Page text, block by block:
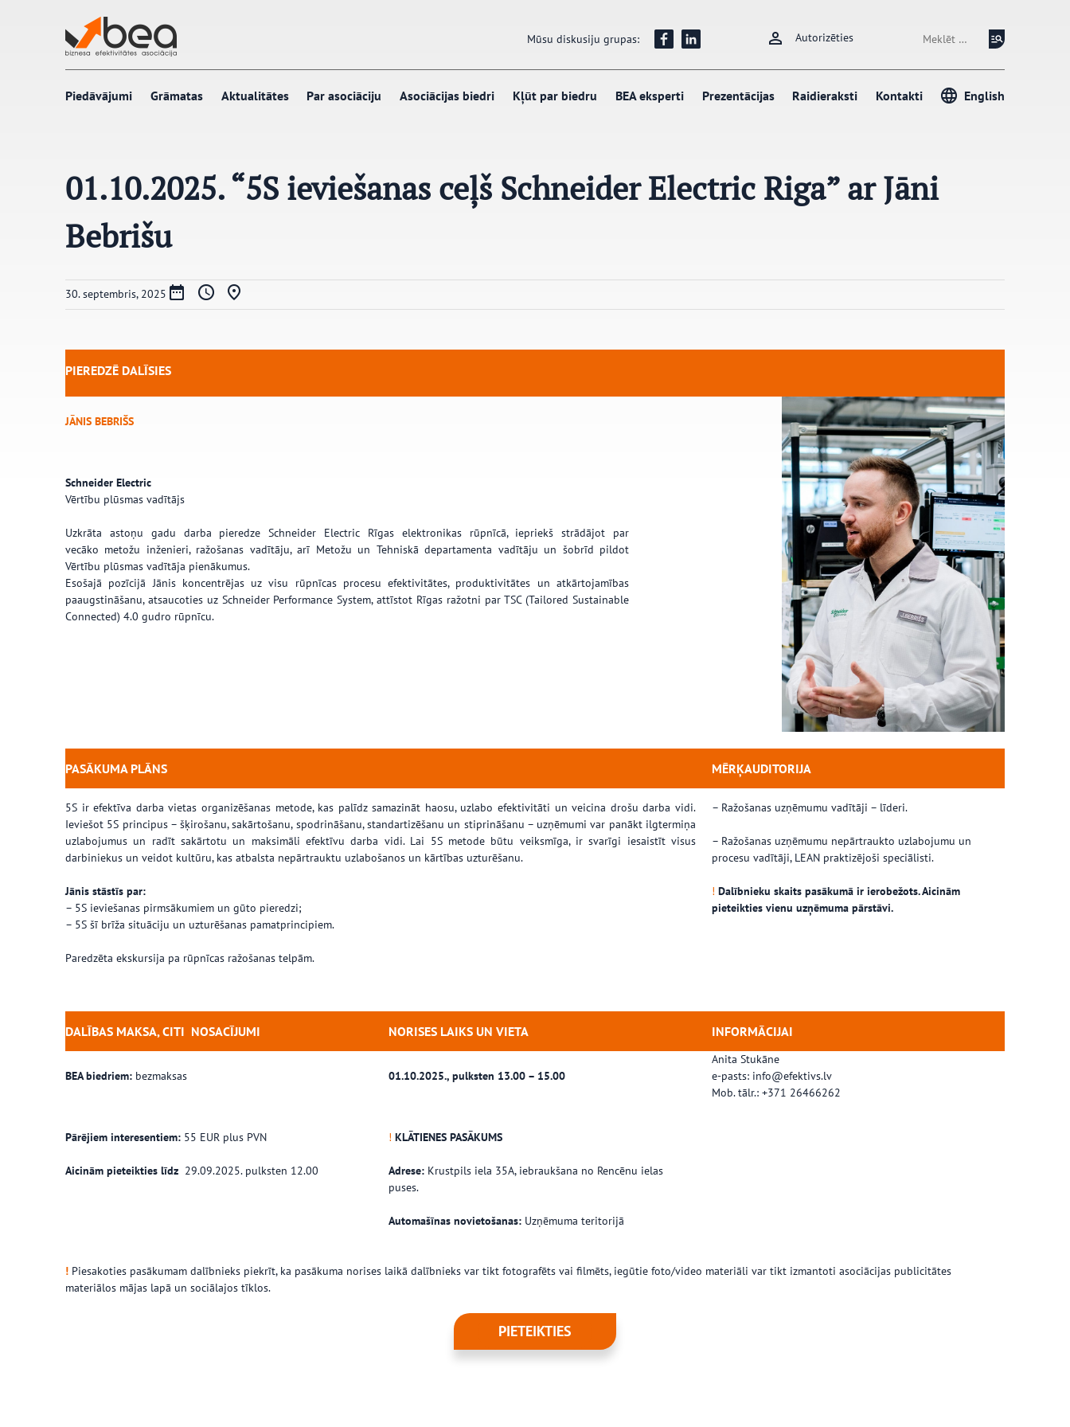
Mūsu diskusiju grupas: Autorizēties Meklēt:
Piedāvājumi Grāmatas Aktualitātes Par asociāciju Asociācijas biedri Kļūt par biedru BEA eksperti Prezentācijas Raidieraksti Kontakti English
01.10.2025. “5S ieviešanas ceļš Schneider Electric Riga” ar Jāni
Bebrišu
30. septembris, 2025
PIEREDZĒ DALĪSIES
JĀNIS BEBRIŠS
Schneider Electric
Vērtību plūsmas vadītājs
Uzkrāta astoņu gadu darba pieredze Schneider Electric Rīgas elektronikas rūpnīcā, iepriekš strādājot par
vecāko metožu inženieri, ražošanas vadītāju, arī Metožu un Tehniskā departamenta vadītāju un šobrīd pildot
Vērtību plūsmas vadītāja pienākumus.
Esošajā pozīcijā Jānis koncentrējas uz visu rūpnīcas procesu efektivitātes, produktivitātes un atkārtojamības
paaugstināšanu, atsaucoties uz Schneider Performance System, attīstot Rīgas ražotni par TSC (Tailored Sustainable
Connected) 4.0 gudro rūpnīcu.
PASĀKUMA PLĀNS MĒRĶAUDITORIJA
5S ir efektīva darba vietas organizēšanas metode, kas palīdz samazināt haosu, uzlabo efektivitāti un veicina drošu darba vidi.
Ieviešot 5S principus – šķirošanu, sakārtošanu, spodrināšanu, standartizēšanu un stiprināšanu – uzņēmumi var panākt ilgtermiņa
uzlabojumus un radīt sakārtotu un maksimāli efektīvu darba vidi. Lai 5S metode būtu veiksmīga, ir svarīgi iesaistīt visus
darbiniekus un veidot kultūru, kas atbalsta nepārtrauktu uzlabošanos un kārtības uzturēšanu.
Jānis stāstīs par:
– 5S ieviešanas pirmsākumiem un gūto pieredzi;
– 5S šī brīža situāciju un uzturēšanas pamatprincipiem.
Paredzēta ekskursija pa rūpnīcas ražošanas telpām.
– Ražošanas uzņēmumu vadītāji – līderi.
– Ražošanas uzņēmumu nepārtraukto uzlabojumu un
procesu vadītāji, LEAN praktizējoši speciālisti.
! Dalībnieku skaits pasākumā ir ierobežots. Aicinām
pieteikties vienu uzņēmuma pārstāvi.
DALĪBAS MAKSA, CITI NOSACĪJUMI NORISES LAIKS UN VIETA INFORMĀCIJAI
BEA biedriem: bezmaksas
Pārējiem interesentiem: 55 EUR plus PVN
Aicinām pieteikties līdz 29.09.2025. pulksten 12.00
01.10.2025., pulksten 13.00 – 15.00
! KLĀTIENES PASĀKUMS
Adrese: Krustpils iela 35A, iebraukšana no Rencēnu ielas
puses.
Automašīnas novietošanas: Uzņēmuma teritorijā
Anita Stukāne
e-pasts: info@efektivs.lv
Mob. tālr.: +371 26466262
! Piesakoties pasākumam dalībnieks piekrīt, ka pasākuma norises laikā dalībnieks var tikt fotografēts vai filmēts, iegūtie foto/video materiāli var tikt izmantoti asociācijas publicitātes
materiālos mājas lapā un sociālajos tīklos.
PIETEIKTIES